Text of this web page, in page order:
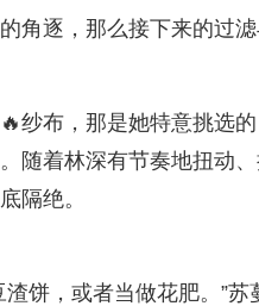
角逐，那么接下来的过
纱布，那是她特意挑选
随着林深有节奏地扭动
隔绝。
饼，或者当做花肥。”